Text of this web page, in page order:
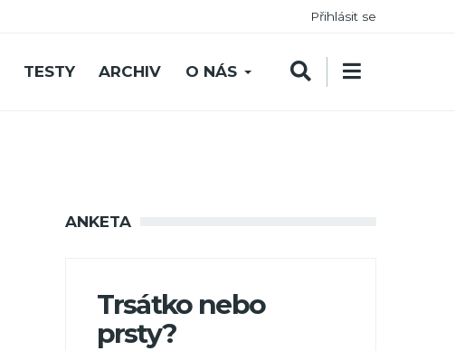
Přihlásit se
TESTY ARCHIV O NÁS
ANKETA
Trsátko nebo
prsty?